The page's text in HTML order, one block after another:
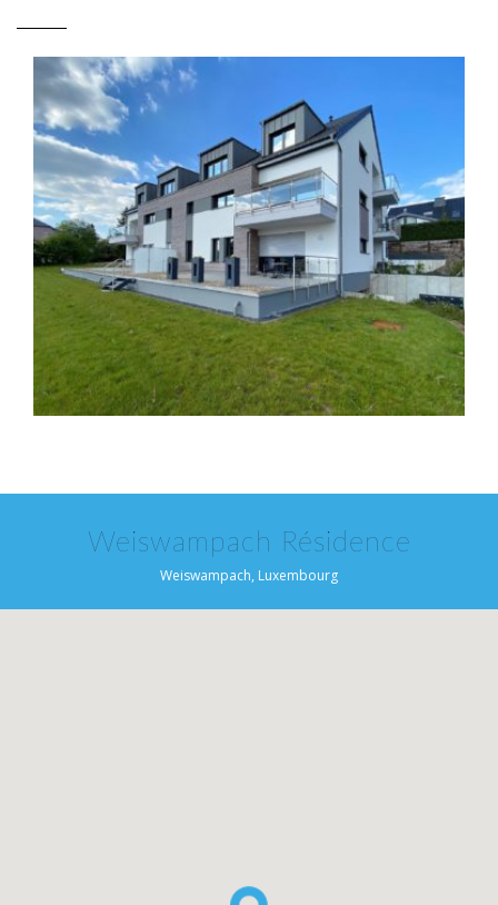
Weiswampach Résidence
Weiswampach, Luxembourg